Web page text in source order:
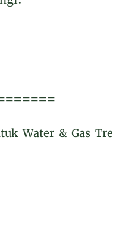
Water & Gas